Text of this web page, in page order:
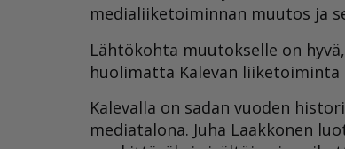
medialiiketoiminnan muutos ja
Lähtökohta muutokselle on
huolimatta Kalevan
Kalevalla on sadan vuoden
mediatalona. Juha Laakkonen